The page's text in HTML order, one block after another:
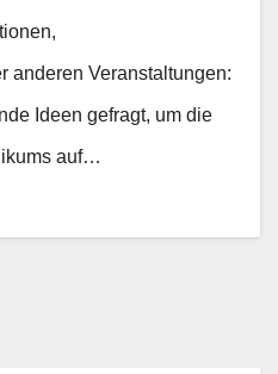
anderen Veranstaltungen:
Ideen gefragt, um die
auf…